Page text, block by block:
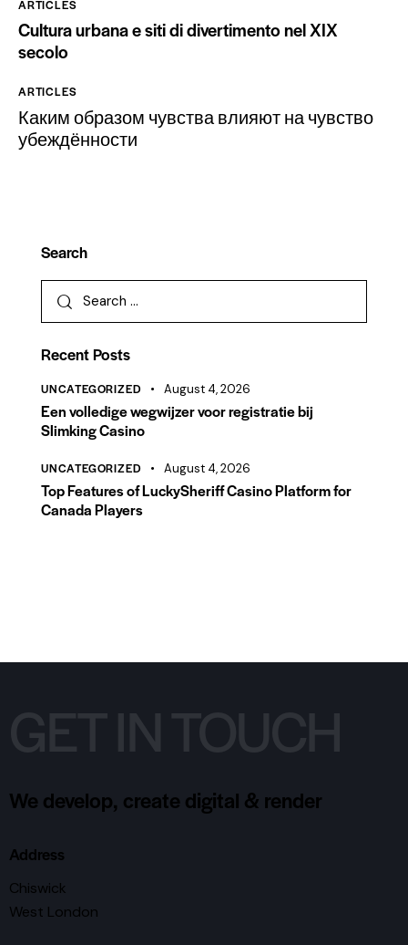
ARTICLES
Cultura urbana e siti di divertimento nel XIX
secolo
ARTICLES
Каким образом чувства влияют на чувство
убеждённости
Search
Recent Posts
UNCATEGORIZED August 4, 2026
Een volledige wegwijzer voor registratie bij
Slimking Casino
UNCATEGORIZED August 4, 2026
Top Features of LuckySheriff Casino Platform for
Canada Players
We develop, create digital & render
Address
Chiswick
West London